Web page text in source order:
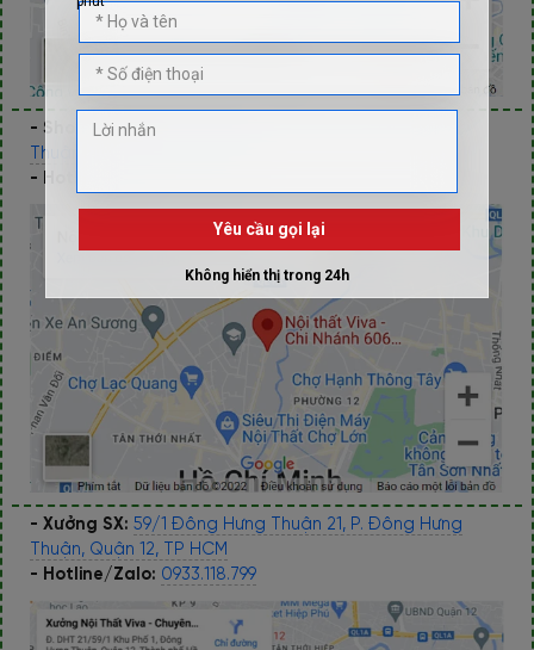
- Showroom 2:
Thuận, Q.12, Tp Hồ Chí Minh
- Hotline/Zalo:
- Xưởng SX: 59/1 Đông Hưng Thuận 21, P. Đông Hưng
Thuận, Quận 12, TP HCM
- Hotline/Zalo: 0933.118.799